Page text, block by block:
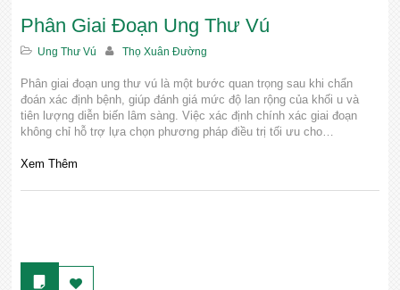
Phân Giai Đoạn Ung Thư Vú
Ung Thư Vú Thọ Xuân Đường
Phân giai đoạn ung thư vú là một bước quan trọng sau khi chẩn
đoán xác định bệnh, giúp đánh giá mức độ lan rộng của khối u và
tiên lượng diễn biến lâm sàng. Việc xác định chính xác giai đoạn
không chỉ hỗ trợ lựa chọn phương pháp điều trị tối ưu cho…
Xem Thêm